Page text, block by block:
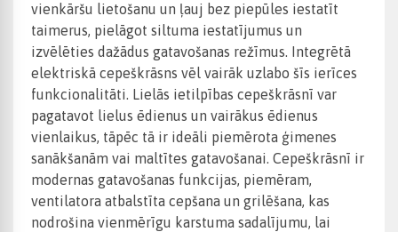
vienkāršu lietošanu un ļauj bez piepūles iestatīt
taimerus, pielāgot siltuma iestatījumus un
izvēlēties dažādus gatavošanas režīmus. Integrētā
elektriskā cepeškrāsns vēl vairāk uzlabo šīs ierīces
funkcionalitāti. Lielās ietilpības cepeškrāsnī var
pagatavot lielus ēdienus un vairākus ēdienus
vienlaikus, tāpēc tā ir ideāli piemērota ģimenes
sanākšanām vai maltītes gatavošanai. Cepeškrāsnī ir
modernas gatavošanas funkcijas, piemēram,
ventilatora atbalstīta cepšana un grilēšana, kas
nodrošina vienmērīgu karstuma sadalījumu, lai